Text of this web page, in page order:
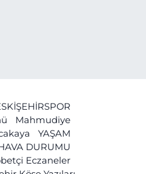
Mahmudiye
YAŞAM
DURUMU
Eczaneler